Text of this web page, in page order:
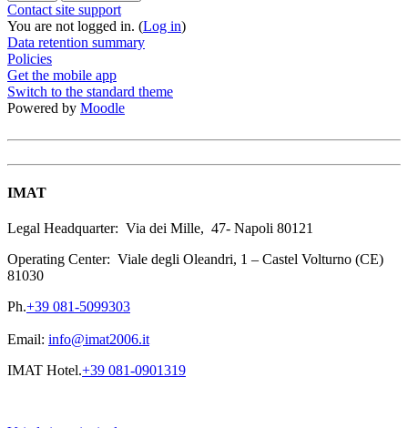
Contact site support
You are not logged in. (Log in)
Data retention summary
Policies
Get the mobile app
Switch to the standard theme
Powered by Moodle
IMAT
Legal Headquarter: Via dei Mille, 47- Napoli 80121
Operating Center: Viale degli Oleandri, 1 – Castel Volturno (CE)
81030
Ph.+39 081-5099303
Email: info@imat2006.it
IMAT Hotel.+39 081-0901319